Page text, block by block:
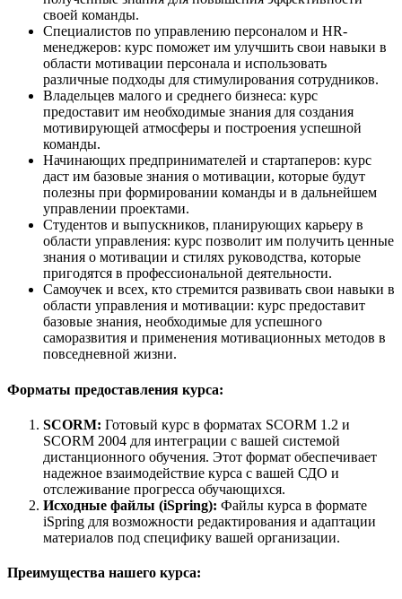
своей команды.
Специалистов по управлению персоналом и HR-
менеджеров: курс поможет им улучшить свои навыки в
области мотивации персонала и использовать
различные подходы для стимулирования сотрудников.
Владельцев малого и среднего бизнеса: курс
предоставит им необходимые знания для создания
мотивирующей атмосферы и построения успешной
команды.
Начинающих предпринимателей и стартаперов: курс
даст им базовые знания о мотивации, которые будут
полезны при формировании команды и в дальнейшем
управлении проектами.
Студентов и выпускников, планирующих карьеру в
области управления: курс позволит им получить ценные
знания о мотивации и стилях руководства, которые
пригодятся в профессиональной деятельности.
Самоучек и всех, кто стремится развивать свои навыки в
области управления и мотивации: курс предоставит
базовые знания, необходимые для успешного
саморазвития и применения мотивационных методов в
повседневной жизни.
Форматы предоставления курса:
SCORM: Готовый курс в форматах SCORM 1.2 и
SCORM 2004 для интеграции с вашей системой
дистанционного обучения. Этот формат обеспечивает
надежное взаимодействие курса с вашей СДО и
отслеживание прогресса обучающихся.
Исходные файлы (iSpring): Файлы курса в формате
iSpring для возможности редактирования и адаптации
материалов под специфику вашей организации.
Преимущества нашего курса: